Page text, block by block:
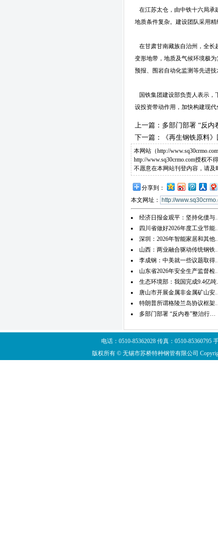
在江苏太仓，由中铁十六局承
地质条件复杂。建设团队采用
在甘肃甘南藏族自治州，全长
变形地带，地质及气候环境极
预报、围岩自动化监测等先进
国铁集团建设部负责人表示，
设投资带动作用，加快构建现
上一篇： 多部门部署 “反内
下一篇：
《再生钢铁原料
本网站（http://
http://www.sq30crmo.com授权
不愿意在本网站刊登内容，请
分享到：
本文网址：
经济日报金观平：坚持化债
四川省做好2026年度工业节
深圳：2026年智能家居和其
山西：两业融合驱动传统钢
李成钢：中美就一些议题取
山东省2026年安全生产监督
生态环境部：我国完成9.4亿
唐山市开展金属非金属矿山
特朗普所谓格陵兰岛协议框
多部门部署 “反内卷”整治行…
电话：0510-85362028 传真：0510-
版权所有 © 无锡市苏桥特种钢管有限公司